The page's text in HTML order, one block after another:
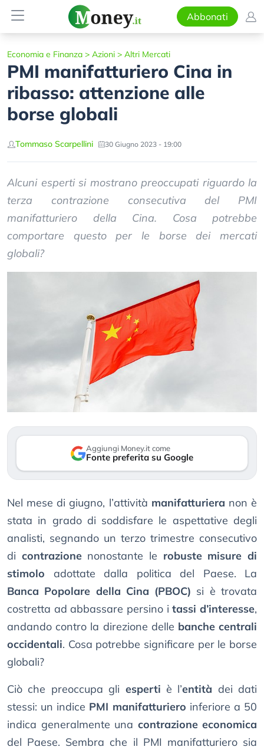
Abbonati
Economia e Finanza > Azioni > Altri Mercati
PMI manifatturiero Cina in
ribasso: attenzione alle
borse globali
Tommaso Scarpellini 30 Giugno 2023 - 19:00
Alcuni esperti si mostrano preoccupati riguardo la
terza contrazione consecutiva del PMI
manifatturiero della Cina. Cosa potrebbe
comportare questo per le borse dei mercati
globali?
Aggiungi Money.it come
Fonte preferita su Google
Nel mese di giugno, l’attività manifatturiera non è
stata in grado di soddisfare le aspettative degli
analisti, segnando un terzo trimestre consecutivo
di contrazionenonostante le robuste misure di
stimolo adottate dalla politica del Paese. La
Banca Popolare della Cina (PBOC) si è trovata
costretta ad abbassare persino itassi d’interesse,
andando contro la direzione delle banche centrali
occidentali. Cosa potrebbe significare per le borse
globali?
Ciò che preoccupa gli esperti è l’entità dei dati
stessi: un indice PMI manifatturiero inferiore a 50
indica generalmente una contrazione economica
del Paese. Sembra che il PMI manifatturiero sia